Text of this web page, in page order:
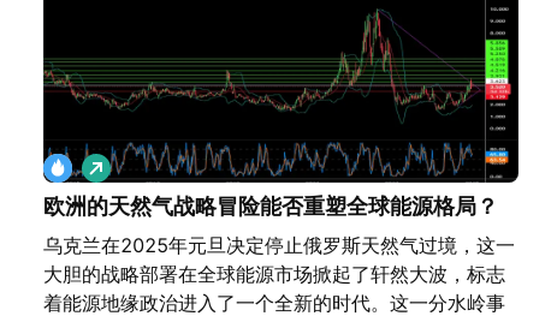
欧洲的天然气战略冒险能否重塑全球能源格局？
乌克兰在2025年元旦决定停止俄罗斯天然气过境，这一
大胆的战略部署在全球能源市场掀起了轩然大波，标志
着能源地缘政治进入了一个全新的时代。这一分水岭事
做
多